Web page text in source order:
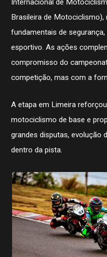
História
STJDM
Publicações
CBMTV
Apresentação
Conheça mais
Seguro Pilotos
Licença CBM 2026
Filiação CBM
Licença FIM
Federações
Internacional de
Brasileira de
fundamentais de
esportivo. As ações
compromisso do
competição, mas com a
A etapa em Limeira
motociclismo de base e
grandes disputas, evolução
dentro da pista.